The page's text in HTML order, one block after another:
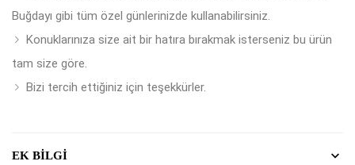
Buğdayı gibi tüm özel günlerinizde kullanabilirsiniz.
Konuklarınıza size ait bir hatıra bırakmak isterseniz bu ürün
tam size göre.
Bizi tercih ettiğiniz için teşekkürler.
EK BILGI